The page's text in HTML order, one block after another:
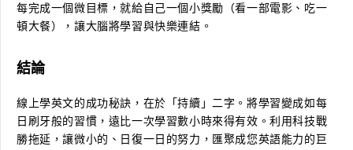
每完成一個微目標，就給自己一個小獎勵（看一部電影、吃一
頓大餐），讓大腦將學習與快樂連結。
結論
線上學英文的成功秘訣，在於「持續」二字。將學習變成如每
日刷牙般的習慣，遠比一次學習數小時來得有效。利用科技戰
勝拖延，讓微小的、日復一日的努力，匯聚成您英語能力的巨